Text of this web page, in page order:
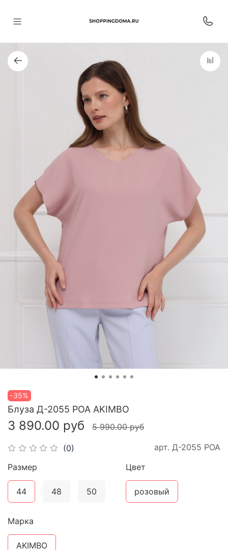
-35%
(0) арт. Д-2055 РОА
Блуза Д-2055 РОА AKIMBO
3 890.00 руб 5 990.00 руб
Размер
44 48 50
Цвет
розовый
Марка
AKIMBO